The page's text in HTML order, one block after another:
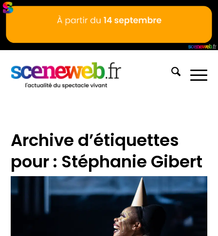
Archive d’étiquettes
pour : Stéphanie Gibert